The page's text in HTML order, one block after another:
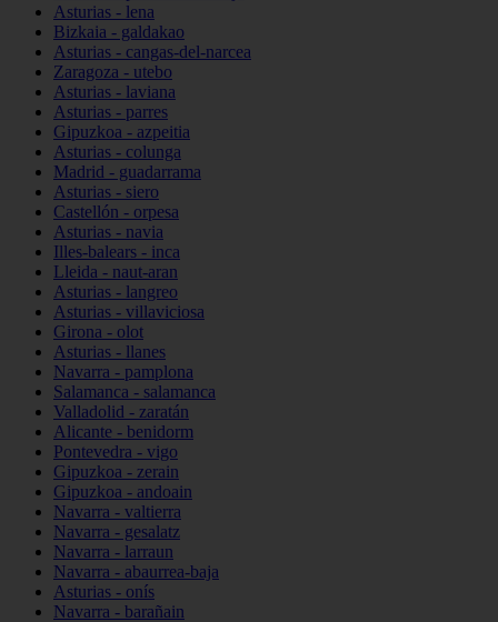
Asturias - lena
Bizkaia - galdakao
Asturias - cangas-del-narcea
Zaragoza - utebo
Asturias - laviana
Asturias - parres
Gipuzkoa - azpeitia
Asturias - colunga
Madrid - guadarrama
Asturias - siero
Castellón - orpesa
Asturias - navia
Illes-balears - inca
Lleida - naut-aran
Asturias - langreo
Asturias - villaviciosa
Girona - olot
Asturias - llanes
Navarra - pamplona
Salamanca - salamanca
Valladolid - zaratán
Alicante - benidorm
Pontevedra - vigo
Gipuzkoa - zerain
Gipuzkoa - andoain
Navarra - valtierra
Navarra - gesalatz
Navarra - larraun
Navarra - abaurrea-baja
Asturias - onís
Navarra - barañain